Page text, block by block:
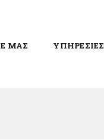
ΜΑΣ ΥΠΗΡΕΣΙΕΣ